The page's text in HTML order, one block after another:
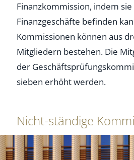
Finanzkommission, indem
Finanzgeschäfte befinden
Kommissionen können aus
Mitgliedern bestehen. Die
der
sieben erhöht werden.
Nicht-ständige